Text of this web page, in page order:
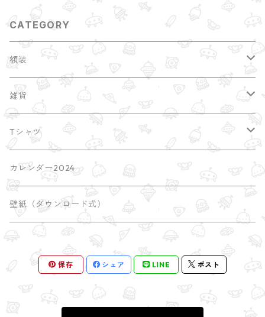
CATEGORY
額装
縁起干支
額装サイズ大 A2
earth
universe
屋久島
mini額
雑貨
ポストカード
ブローチ・缶バッチ
しおり
ポチ袋
漫画 comic
mini額
Tシャツ
imacocoTシャツ
SATORI Tシャツ
瞑想のポーズ
木のポーズ
三角のポーズ
カレンダー2024
壁紙（ダウンロード式）
保存 シェア LINE ポスト